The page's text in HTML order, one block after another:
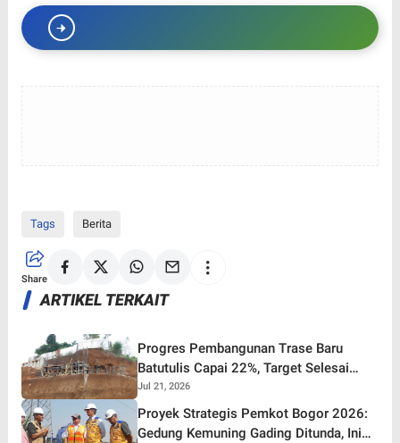
Tags Berita
Share
ARTIKEL TERKAIT
Progres Pembangunan Trase Baru
Batutulis Capai 22%, Target Selesai
Oktober 2026!
Jul 21, 2026
Proyek Strategis Pemkot Bogor 2026:
Gedung Kemuning Gading Ditunda, Ini